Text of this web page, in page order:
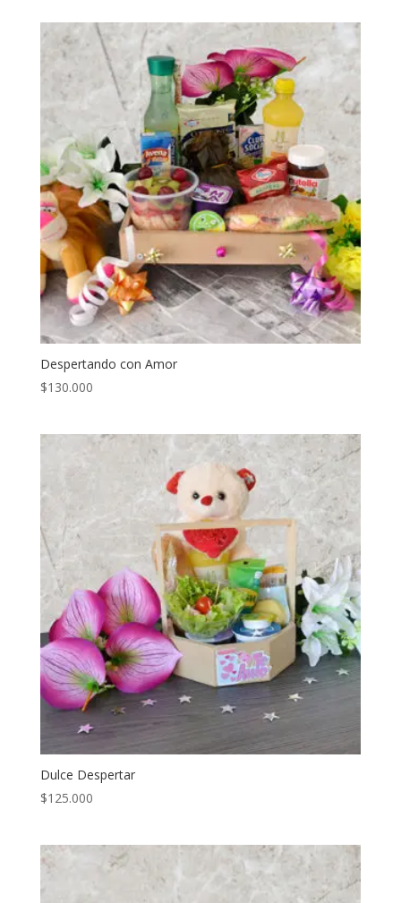
Despertando con Amor
$130.000
Dulce Despertar
$125.000